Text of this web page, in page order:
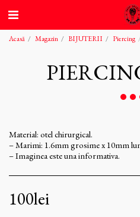
Acasă Magazin BIJUTERII Piercing
Material: otel chirurgical.
– Marimi: 1.6mm grosime x 10mm
– Imaginea este una informativa.
100lei